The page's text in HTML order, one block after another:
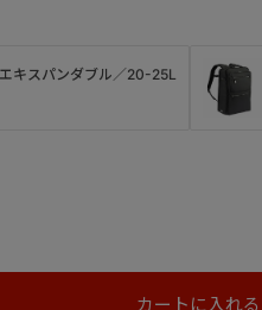
キスパンダブル／20-25L